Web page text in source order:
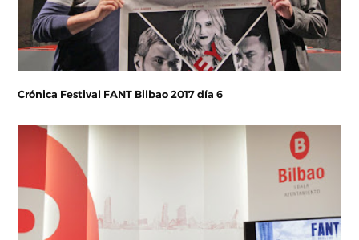
Crónica Festival FANT Bilbao 2017 día 6